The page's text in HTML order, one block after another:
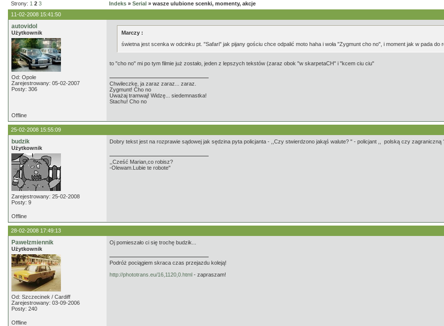
Strony: 1 2 3 Indeks » Serial » wasze ulubione scenki, momenty, akcje
11-02-2008 15:41:50
autovidol
Użytkownik
Od: Opole
Zarejestrowany: 05-02-2007
Posty: 306
Marczy :
świetna jest scenka w odcinku pt. "Safari" jak pijany gościu chce odpalić moto haha i woła "Zygmunt cho no", i moment jak w pada
to "cho no" mi po tym filmie już zostało, jeden z lepszych tekstów (zaraz obok "w skarpetaCH" i "kcem ciu ciu"
Chwileczkę, ja zaraz zaraz... zaraz.
Zygmunt! Cho no
Uważaj tramwaj! Widzę... siedemnastka!
Stachu! Cho no
Offline
25-02-2008 15:55:09
budzik
Użytkownik
Zarejestrowany: 25-02-2008
Posty: 9
Dobry tekst jest na rozprawie sądowej jak sędzina pyta policjanta - ,,Czy stwierdzono jakąś walute? " - policjant ,, polską czy
,,Cześć Marian,co robisz?
-Olewam.Lubie te robote''
Offline
28-02-2008 17:49:13
Pawełzmiennik
Użytkownik
Od: Szczecinek / Cardiff
Zarejestrowany: 03-09-2006
Posty: 240
Oj pomieszało ci się trochę budzik...
Podróż pociągiem skraca czas przejazdu koleją!
http://phototrans.eu/16,1120,0.html - zapraszam!
Offline